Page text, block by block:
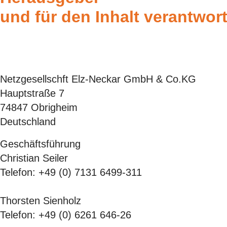
und für den Inhalt
Netzgesellschft Elz-Neckar GmbH & Co.KG
Hauptstraße 7
74847 Obrigheim
Deutschland
Geschäftsführung
Christian Seiler
Telefon: +49 (0) 7131 6499-311
Thorsten Sienholz
Telefon: +49 (0) 6261 646-26